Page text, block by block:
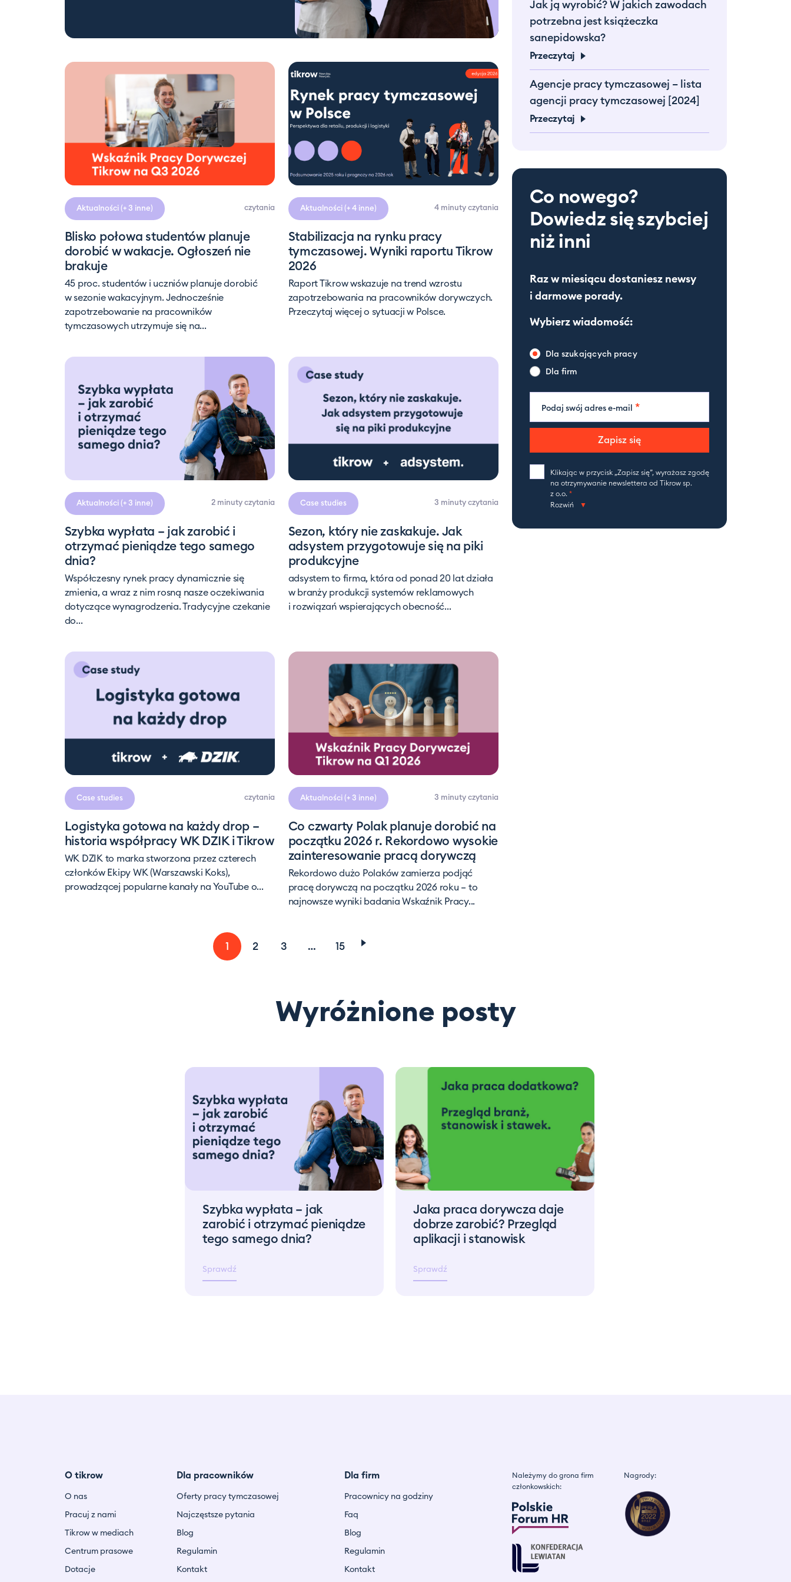
Aktualności (+ 3 inne) czytania
Blisko połowa studentów planuje
dorobić w wakacje. Ogłoszeń nie
brakuje
45 proc. studentów i uczniów planuje dorobić
w sezonie wakacyjnym. Jednocześnie
zapotrzebowanie na pracowników
tymczasowych utrzymuje się na...
Aktualności (+ 4 inne) 4 minuty czytania
Stabilizacja na rynku pracy
tymczasowej. Wyniki raportu Tikrow
2026
Raport Tikrow wskazuje na trend wzrostu
zapotrzebowania na pracowników dorywczych.
Przeczytaj więcej o sytuacji w Polsce.
Aktualności (+ 3 inne) 2 minuty czytania
Szybka wypłata – jak zarobić i
otrzymać pieniądze tego samego
dnia?
Współczesny rynek pracy dynamicznie się
zmienia, a wraz z nim rosną nasze oczekiwania
dotyczące wynagrodzenia. Tradycyjne czekanie
do...
Case studies 3 minuty czytania
Sezon, który nie zaskakuje. Jak
adsystem przygotowuje się na piki
produkcyjne
adsystem to firma, która od ponad 20 lat działa
w branży produkcji systemów reklamowych
i rozwiązań wspierających obecność...
Case studies czytania
Logistyka gotowa na każdy drop –
historia współpracy WK DZIK i Tikrow
WK DZIK to marka stworzona przez czterech
członków Ekipy WK (Warszawski Koks),
prowadzącej popularne kanały na YouTube o...
Aktualności (+ 3 inne) 3 minuty czytania
Co czwarty Polak planuje dorobić na
początku 2026 r. Rekordowo wysokie
zainteresowanie pracą dorywczą
Rekordowo dużo Polaków zamierza podjąć
pracę dorywczą na początku 2026 roku – to
najnowsze wyniki badania Wskaźnik Pracy...
1 2 3 … 15
Jak ją wyrobić? W jakich zawodach
potrzebna jest książeczka
sanepidowska?
Przeczytaj
Agencje pracy tymczasowej – lista
agencji pracy tymczasowej [2024]
Przeczytaj
Co nowego?
Dowiedz sięszybciej
niż inni
Raz w miesiącu dostaniesz newsy
i darmowe porady.
Wybierz wiadomość:
Dla szukających pracy
Dla firm
Podaj swój adres e-mail *
Zapisz się
Klikając w przycisk „Zapisz się”, wyrażasz zgodę
na otrzymywanie newslettera od Tikrow sp.
z o.o. *
Rozwiń
Wyróżnione posty
Szybka wypłata – jak
zarobić i otrzymać pieniądze
tego samego dnia?
Sprawdź
Jaka praca dorywcza daje
dobrze zarobić? Przegląd
aplikacji i stanowisk
Sprawdź
O tikrow
O nas
Pracuj z nami
Tikrow w mediach
Centrum prasowe
Dotacje
Dla pracowników
Oferty pracy tymczasowej
Najczęstsze pytania
Blog
Regulamin
Kontakt
Dla firm
Pracownicy na godziny
Faq
Blog
Regulamin
Kontakt
Należymy do grona firm
członkowskich:
Nagrody: